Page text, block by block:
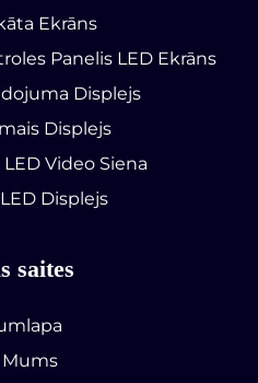
Ekrāns
Panelis LED Ekrāns
Displejs
Displejs
Video Siena
Displejs
saites
Mums